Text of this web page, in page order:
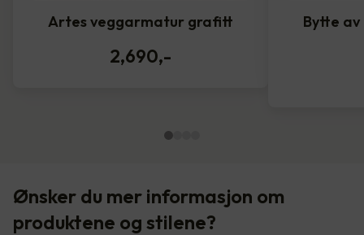
Artes veggarmatur grafitt
2,690,-
Bytte
Ønsker du mer informasjon om
produktene og stilene?